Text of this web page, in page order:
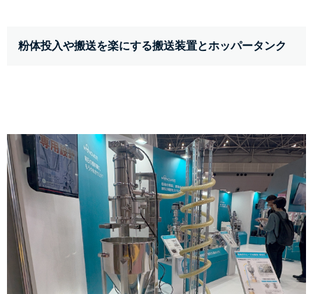
粉体投入や搬送を楽にする搬送装置とホッパータンク